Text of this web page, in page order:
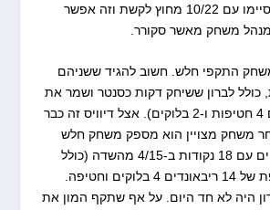
מהשלוש, הנאגטס סיימו עם 10/22 מחוץ לקשת וזה אפשר
מנהל משחק מאשר סקורר.
משחק התקפי חלש. חשוב להגיד ששניהם
כולל לברון ששיחק דקות כסנטר ושמר את
יוקיץ' טוב (סיים עם 4 חטיפות ו-2 בלוקים). אצל דיוויס זה כבר
משחק מצויין הוא מספק משחק חלש
התקפית והלילה סיים עם 18 נקודות ב-4/15 מהשדה (כולל
9/11 מהקו) בתוספת של 14 ריבאונדים 4 בלוקים וחטיפה.
היה לא חד היום. על אף שתקף המון את